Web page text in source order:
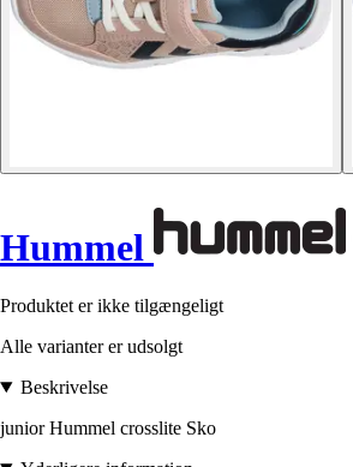
Hummel
Produktet er ikke tilgængeligt
Alle varianter er udsolgt
Beskrivelse
junior Hummel crosslite Sko